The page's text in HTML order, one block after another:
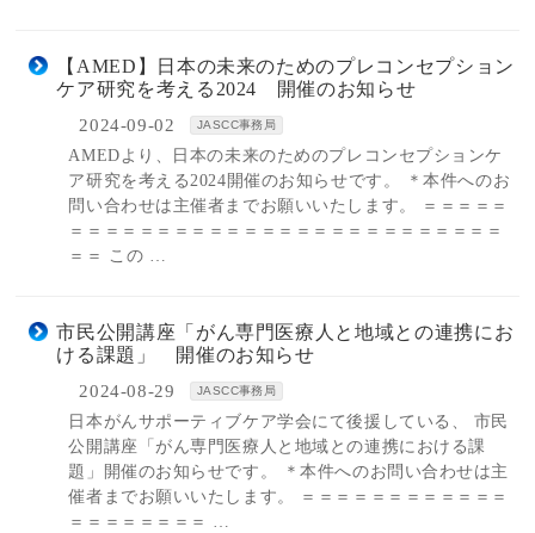
【AMED】日本の未来のためのプレコンセプション
ケア研究を考える2024 開催のお知らせ
2024-09-02 JASCC事務局
AMEDより、日本の未来のためのプレコンセプションケ
ア研究を考える2024開催のお知らせです。 ＊本件へのお
問い合わせは主催者までお願いいたします。 ＝＝＝＝＝
＝＝＝＝＝＝＝＝＝＝＝＝＝＝＝＝＝＝＝＝＝＝＝＝＝
＝＝ この …
市民公開講座「がん専門医療人と地域との連携にお
ける課題」 開催のお知らせ
2024-08-29 JASCC事務局
日本がんサポーティブケア学会にて後援している、 市民
公開講座「がん専門医療人と地域との連携における課
題」開催のお知らせです。 ＊本件へのお問い合わせは主
催者までお願いいたします。 ＝＝＝＝＝＝＝＝＝＝＝＝
＝＝＝＝＝＝＝＝ …